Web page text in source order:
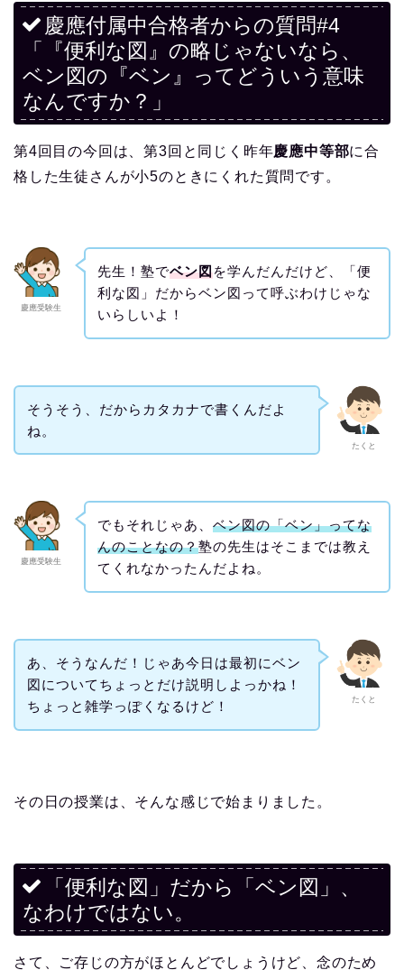
慶應付属中合格者からの質問#4
「『便利な図』の略じゃないなら、
ベン図の『ベン』ってどういう意味
なんですか？」
第4回目の今回は、第3回と同じく昨年慶應中等部に合
格した生徒さんが小5のときにくれた質問です。
慶應受験生
先生！塾でベン図を学んだんだけど、「便
利な図」だからベン図って呼ぶわけじゃな
いらしいよ！
たくと
そうそう、だからカタカナで書くんだよ
ね。
慶應受験生
でもそれじゃあ、 ベン図の「ベン」ってな
んのことなの？塾の先生はそこまでは教え
てくれなかったんだよね。
たくと
あ、そうなんだ！じゃあ今日は最初にベン
図についてちょっとだけ説明しよっかね！
ちょっと雑学っぽくなるけど！
その日の授業は、そんな感じで始まりました。
「便利な図」だから「ベン図」、
なわけではない。
さて、ご存じの方がほとんどでしょうけど、念のため